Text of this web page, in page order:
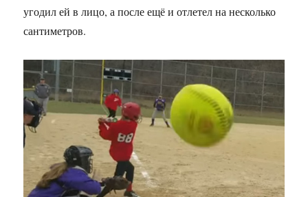
угодил ей в лицо, а после ещё и отлетел на несколько
сантиметров.